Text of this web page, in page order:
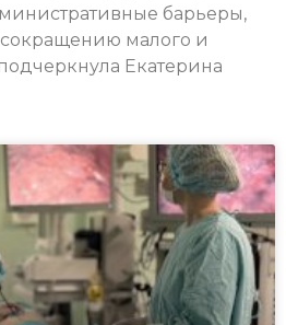
барьеры,
малого и
Екатерина